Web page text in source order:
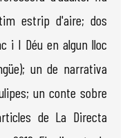
estrip d'aire; dos
i I Déu en algun lloc
un de narrativa
un conte sobre
de La Directa